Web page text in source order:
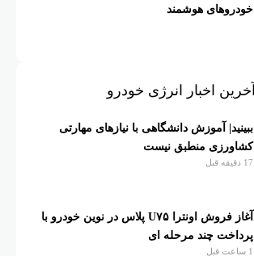
خودروهای هوشمند
آخرین اخبار انرژی خودرو
ببینید| آموزش دانشگاهی با نیازهای مهارتی
کشاورزی منطبق نیست
17 دقیقه قبل
آغاز فروش اونترا U۷۵ پلاس در نوین خودرو با
پرداخت چند مرحله ای
1 ساعت قبل